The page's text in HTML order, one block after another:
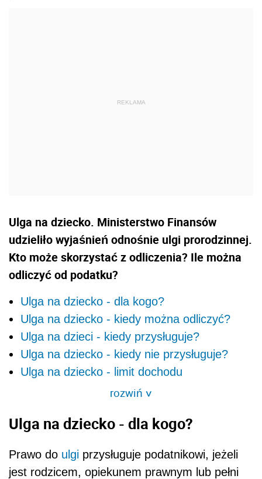
Ulga na dziecko. Ministerstwo Finansów
udzieliło wyjaśnień odnośnie ulgi prorodzinnej.
Kto może skorzystać z odliczenia? Ile można
odliczyć od podatku?
Ulga na dziecko - dla kogo?
Ulga na dziecko - kiedy można odliczyć?
Ulga na dzieci - kiedy przysługuje?
Ulga na dziecko - kiedy nie przysługuje?
Ulga na dziecko - limit dochodu
rozwiń>
Ulga na dziecko - dla kogo?
Prawo do ulgi przysługuje podatnikowi, jeżeli
jest rodzicem, opiekunem prawnym lub pełni